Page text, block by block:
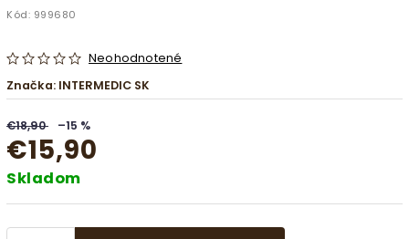
Kód: 999680
Neohodnotené
Značka: INTERMEDIC SK
€18,90 –15 %
€15,90
Skladom